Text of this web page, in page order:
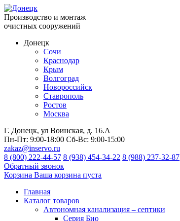
Производство и монтаж
очистных сооружений
Донецк
Сочи
Краснодар
Крым
Волгоград
Новороссийск
Ставрополь
Ростов
Москва
Г. Донецк, ул Воинская, д. 16.А
Пн-Пт: 9:00-18:00 Сб-Вс: 9:00-15:00
zakaz@inservo.ru
8 (800) 222-44-57 8 (938) 454-34-22 8 (988) 237-32-87
Обратный звонок
Корзина Ваша корзина пуста
Главная
Каталог товаров
Автономная канализация – септики
Серия Био